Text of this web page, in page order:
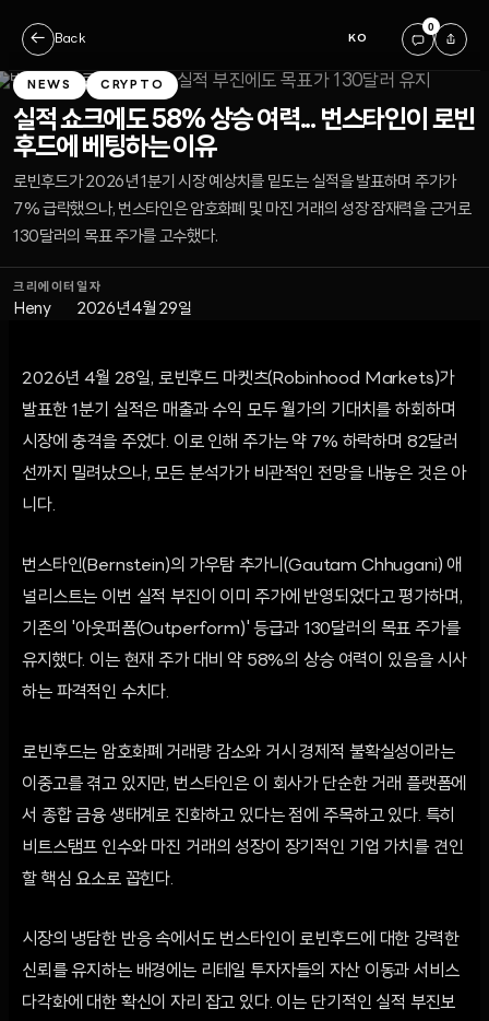
← Back KO
0
NEWS CRYPTO
실적 쇼크에도 58% 상승 여력... 번스타인이 로빈
후드에 베팅하는 이유
로빈후드가 2026년 1분기 시장 예상치를 밑도는 실적을 발표하며 주가가
7% 급락했으나, 번스타인은 암호화폐 및 마진 거래의 성장 잠재력을 근거로
130달러의 목표 주가를 고수했다.
크리에이터
Heny
일자
2026년 4월 29일
2026년 4월 28일, 로빈후드 마켓츠(Robinhood Markets)가
발표한 1분기 실적은 매출과 수익 모두 월가의 기대치를 하회하며
시장에 충격을 주었다. 이로 인해 주가는 약 7% 하락하며 82달러
선까지 밀려났으나, 모든 분석가가 비관적인 전망을 내놓은 것은 아
니다.
번스타인(Bernstein)의 가우탐 추가니(Gautam Chhugani) 애
널리스트는 이번 실적 부진이 이미 주가에 반영되었다고 평가하며,
기존의 '아웃퍼폼(Outperform)' 등급과 130달러의 목표 주가를
유지했다. 이는 현재 주가 대비 약 58%의 상승 여력이 있음을 시사
하는 파격적인 수치다.
로빈후드는 암호화폐 거래량 감소와 거시 경제적 불확실성이라는
이중고를 겪고 있지만, 번스타인은 이 회사가 단순한 거래 플랫폼에
서 종합 금융 생태계로 진화하고 있다는 점에 주목하고 있다. 특히
비트스탬프 인수와 마진 거래의 성장이 장기적인 기업 가치를 견인
할 핵심 요소로 꼽힌다.
시장의 냉담한 반응 속에서도 번스타인이 로빈후드에 대한 강력한
신뢰를 유지하는 배경에는 리테일 투자자들의 자산 이동과 서비스
다각화에 대한 확신이 자리 잡고 있다. 이는 단기적인 실적 부진보